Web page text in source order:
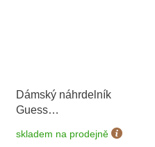
Dámský náhrdelník
Guess
JUBN04052JWYGWHT/U
skladem na prodejně